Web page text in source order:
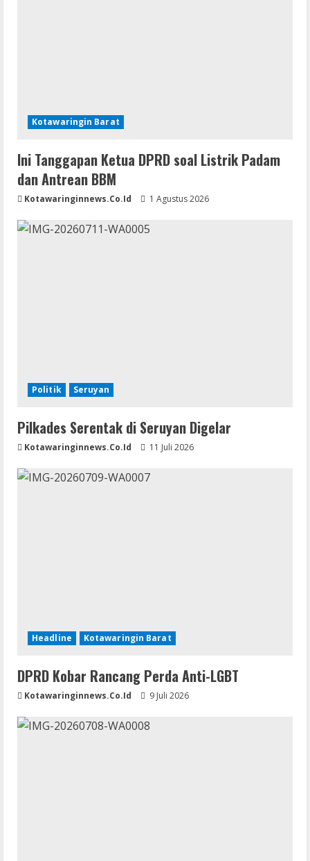
Kotawaringin Barat
Ini Tanggapan Ketua DPRD soal Listrik Padam
dan Antrean BBM
Kotawaringinnews.co.id 1 Agustus 2026
Politik Seruyan
Pilkades Serentak di Seruyan Digelar
Kotawaringinnews.co.id 11 Juli 2026
Headline Kotawaringin Barat
DPRD Kobar Rancang Perda Anti-LGBT
Kotawaringinnews.co.id 9 Juli 2026